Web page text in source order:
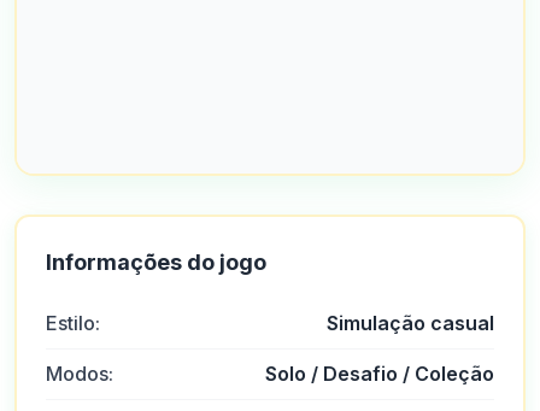
Informações do jogo
Estilo: Simulação casual
Modos: Solo / Desafio / Coleção